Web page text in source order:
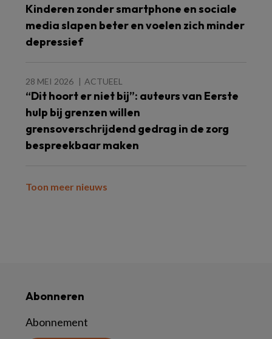
Kinderen zonder smartphone en sociale
media slapen beter en voelen zich minder
depressief
28 MEI 2026 ACTUEEL
“Dit hoort er niet bij”: auteurs van Eerste
hulp bij grenzen willen
grensoverschrijdend gedrag in de zorg
bespreekbaar maken
Toon meer nieuws
Abonneren
Abonnement